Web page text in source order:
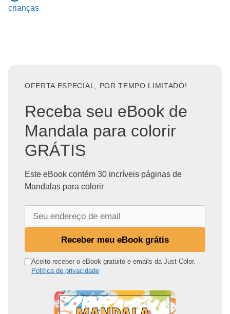
crianças
OFERTA ESPECIAL, POR TEMPO LIMITADO!
Receba seu eBook de
Mandala para colorir
GRÁTIS
Este eBook contém 30 incríveis páginas de
Mandalas para colorir
n
Receber meu eBook grátis
Aceito receber o eBook gratuito e emails da Just Color.
Política de privacidade